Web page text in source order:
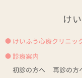
け
けいふう心療クリニッ
診療案内
初診の方へ
再診の方